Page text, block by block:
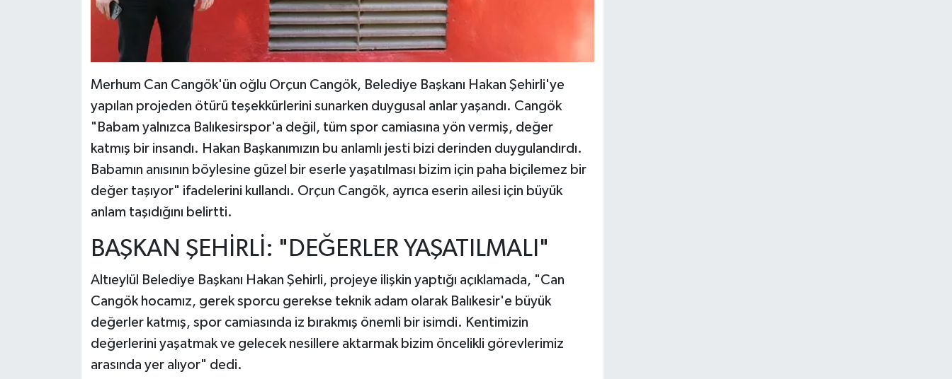
Merhum Can Cangök'ün oğlu Orçun Cangök, Belediye Başkanı Hakan Şehirli'ye
yapılan projeden ötürü teşekkürlerini sunarken duygusal anlar yaşandı. Cangök
"Babam yalnızca Balıkesirspor'a değil, tüm spor camiasına yön vermiş, değer
katmış bir insandı. Hakan Başkanımızın bu anlamlı jesti bizi derinden duygulandırdı.
Babamın anısının böylesine güzel bir eserle yaşatılması bizim için paha biçilemez bir
değer taşıyor" ifadelerini kullandı. Orçun Cangök, ayrıca eserin ailesi için büyük
anlam taşıdığını belirtti.
BAŞKAN ŞEHİRLİ: "DEĞERLER YAŞATILMALI"
Altıeylül Belediye Başkanı Hakan Şehirli, projeye ilişkin yaptığı açıklamada, "Can
Cangök hocamız, gerek sporcu gerekse teknik adam olarak Balıkesir'e büyük
değerler katmış, spor camiasında iz bırakmış önemli bir isimdi. Kentimizin
değerlerini yaşatmak ve gelecek nesillere aktarmak bizim öncelikli görevlerimiz
arasında yer alıyor" dedi.